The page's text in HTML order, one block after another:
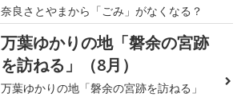
奈良さとやまから「ごみ」がなくなる？
万葉ゆかりの地「磐余の宮跡
を訪ねる」（8月）
万葉ゆかりの地「磐余の宮跡を訪ねる」